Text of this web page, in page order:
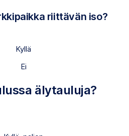
riittävän iso?
Kyllä
Ei
älytauluja?